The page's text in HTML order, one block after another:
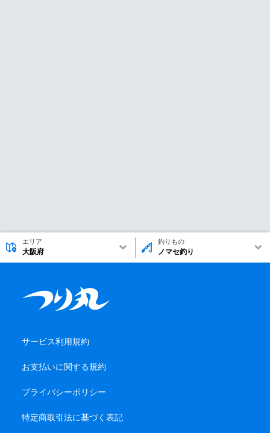
エリア
大阪府
釣りもの
ノマセ釣り
サービス利用規約
お支払いに関する規約
プライバシーポリシー
特定商取引法に基づく表記